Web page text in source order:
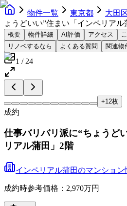
物件一覧 東京都 大田
ょうどいい”住まい「インペリアル
概要 物件詳細 AI評価 アクセス
リノベするなら
よくある質問 関連物
1 / 24
+12枚
成約
仕事バリバリ派に“ちょうど
リアル蒲田」2階
インペリアル蒲田のマンション
成約時参考価格：2,970万円